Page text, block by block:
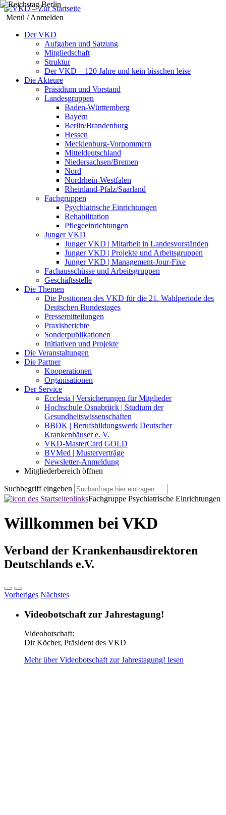
Menü / Anmelden
Der VKD
Aufgaben und Satzung
Mitgliedschaft
Struktur
Der VKD – 120 Jahre und kein bisschen leise
Die Akteure
Präsidium und Vorstand
Landesgruppen
Baden-Württemberg
Bayern
Berlin/Brandenburg
Hessen
Mecklenburg-Vorpommern
Mitteldeutschland
Niedersachsen/Bremen
Nord
Nordrhein-Westfalen
Rheinland-Pfalz/Saarland
Fachgruppen
Psychiatrische Einrichtungen
Rehabilitation
Pflegeeinrichtungen
Junger VKD
Junger VKD | Mitarbeit in Landesvorständen
Junger VKD | Projekte und Arbeitsgruppen
Junger VKD | Management-Jour-Fixe
Fachausschüsse und Arbeitsgruppen
Geschäftsstelle
Die Themen
Die Positionen des VKD für die 21. Wahlperiode des
Deutschen Bundestages
Pressemitteilungen
Praxisberichte
Sonderpublikationen
Initiativen und Projekte
Die Veranstaltungen
Die Partner
Kooperationen
Organisationen
Der Service
Ecclesia | Versicherungen für Mitglieder
Hochschule Osnabrück | Studium der
Gesundheitswissenschaften
BBDK | Berufsbildungswerk Deutscher
Krankenhäuser e. V.
VKD-MasterCard GOLD
BVMed | Musterverträge
Newsletter-Anmeldung
Mitgliederbereich öffnen
Suchbegriff eingeben
Fachgruppe Psychiatrische Einrichtungen
Willkommen bei VKD
Verband der Krankenhausdirektoren
Deutschlands e.V.
Vorheriges Nächstes
Videobotschaft zur Jahrestagung!
Videobotschaft:
Dir Köcher, Präsident des VKD
Mehr über Videobotschaft zur Jahrestagung! lesen